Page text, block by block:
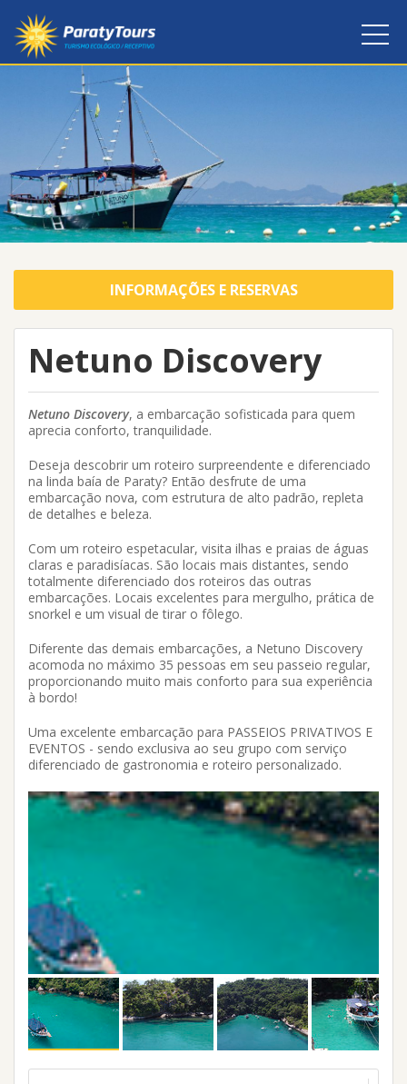
INFORMAÇÕES E RESERVAS
Netuno Discovery
Netuno Discovery, a embarcação sofisticada para quem
aprecia conforto, tranquilidade.
Deseja descobrir um roteiro surpreendente e diferenciado
na linda baía de Paraty? Então desfrute de uma
embarcação nova, com estrutura de alto padrão, repleta
de detalhes e beleza.
Com um roteiro espetacular, visita ilhas e praias de águas
claras e paradisíacas. São locais mais distantes, sendo
totalmente diferenciado dos roteiros das outras
embarcações. Locais excelentes para mergulho, prática de
snorkel e um visual de tirar o fôlego.
Diferente das demais embarcações, a Netuno Discovery
acomoda no máximo 35 pessoas em seu passeio regular,
proporcionando muito mais conforto para sua experiência
à bordo!
Uma excelente embarcação para PASSEIOS PRIVATIVOS E
EVENTOS - sendo exclusiva ao seu grupo com serviço
diferenciado de gastronomia e roteiro personalizado.